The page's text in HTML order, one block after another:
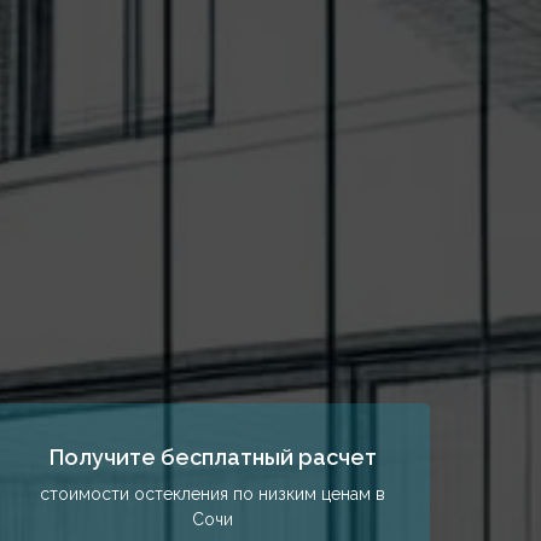
Получите бесплатный расчет
стоимости остекления по низким ценам в
Сочи